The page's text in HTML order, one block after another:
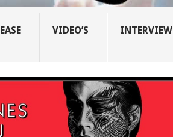
VIDEO’S INTERVIEW